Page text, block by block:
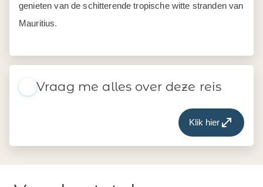
genieten van de schitterende tropische witte stranden van
Mauritius.
Vraag me alles over deze reis
Klik hier